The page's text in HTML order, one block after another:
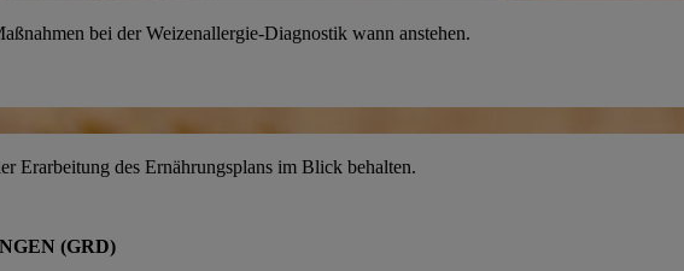
bei der Weizenallergie-Diagnostik wann anstehen.
Erarbeitung des Ernährungsplans im Blick behalten.
(GRD)